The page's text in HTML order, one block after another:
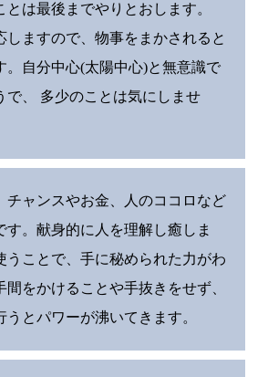
とは最後までやりとおします。
しますので、物事をまかされると
。自分中心(太陽中心)と無意識で
で、 多少のことは気にしませ
チャンスやお金、人のココロなど
す。献身的に人を理解し癒しま
うことで、手に秘められた力がわ
間をかけることや手抜きをせず、
とパワーが沸いてきます。